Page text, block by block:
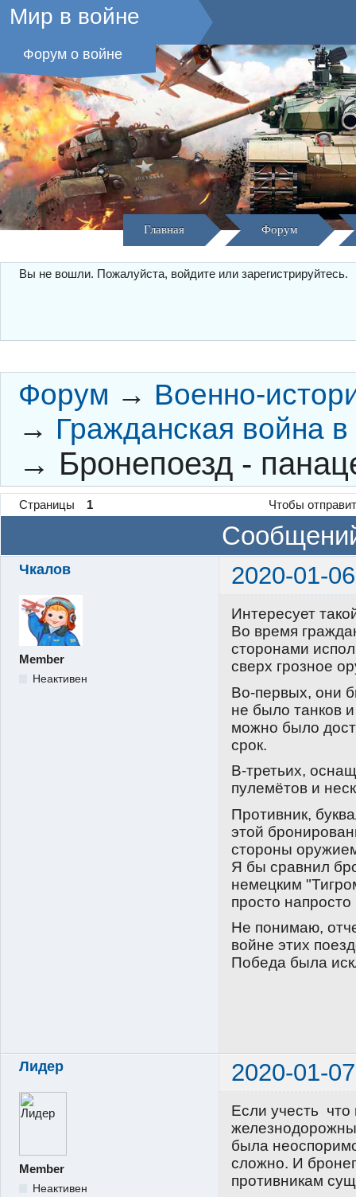
Мир в войне
Форум о войне
Главная Форум
Вы не вошли. Пожалуйста, войдите или зарегистрируйтесь.
Форум → Военно-
→ Гражданская война
→ Бронепоезд -
Страницы 1 Чтобы
Чкалов 2020-01-
Member
Неактивен
Интересует
Во время
сторонами
сверх грозное
Во-первых, они
не было танков
можно было
срок.
В-третьих,
пулемётов и
Противник,
этой
стороны
Я бы сравнил
немецким
просто
Не понимаю,
войне этих
Победа была
Лидер 2020-01-
Member
Неактивен
Если учесть
была
сложно. И
противникам